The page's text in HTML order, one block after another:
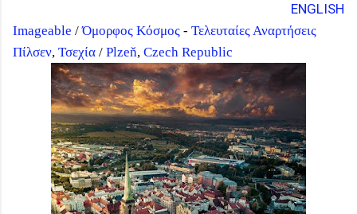
ENGLISH
Imageable /Όμορφος Κόσμος - Τελευταίες Αναρτήσεις
Πίλσεν, Τσεχία / Plzeň, Czech Republic